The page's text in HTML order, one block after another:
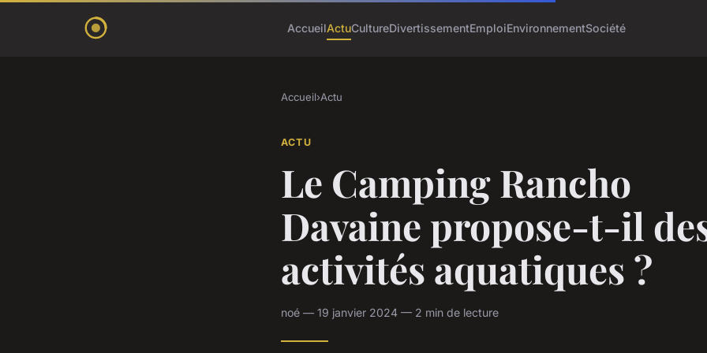
AccueilActuCultureDivertissementEmploiEnvironnementSociété
Accueil›Actu
ACTU
Le Camping Rancho
Davaine propose-t-il
activités aquatiques ?
noé — 19 janvier 2024 — 2 min de lecture